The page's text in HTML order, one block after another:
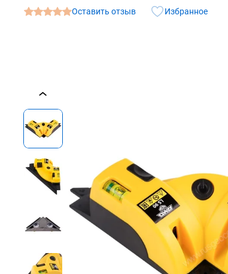
Оставить отзыв Избранное